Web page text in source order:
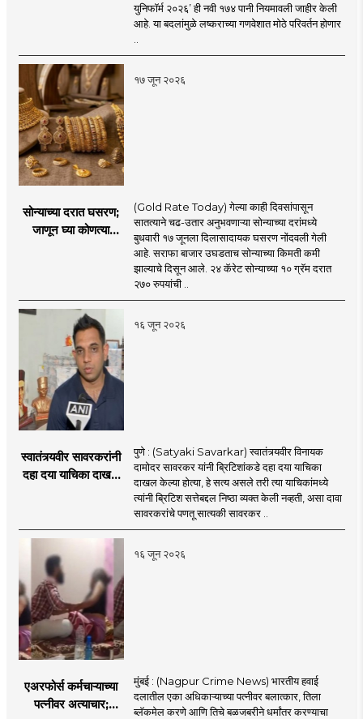
युनिफॉर्म २०२६’ ही नवी १७४ पानी नियमावली जाहीर केली
आहे. या बदलांमुळे लष्कराच्या गणवेशात मोठे परिवर्तन होणार
१७ जून २०२६
सोन्याच्या दरात घसरण;
जाणून घ्या कोणत्या
(Gold Rate Today) गेल्या काही दिवसांपासून
सातत्याने चढ-उतार अनुभवणाऱ्या सोन्याच्या दरांमध्ये
बुधवारी १७ जूनला दिलासादायक घसरण नोंदवली गेली
आहे. सराफा बाजार उघडताच सोन्याच्या किमती कमी
झाल्याचे दिसून आले. २४ कॅरेट सोन्याच्या १० ग्रॅम दरात
२७० रुपयांची ..
१६ जून २०२६
स्वातंत्र्यवीर सावरकरांनी
दहा दया याचिका दाखल
निष्ठा व्यक्त केली नाही’!
पणतू सात्यकी सावरकर
यांनी न्यायालयात सादर
केला दावा
पुणे : (Satyaki Savarkar) स्वातंत्र्यवीर विनायक
दामोदर सावरकर यांनी ब्रिटिशांकडे दहा दया याचिका
दाखल केल्या होत्या, हे सत्य असले तरी त्या याचिकांमध्ये
त्यांनी ब्रिटिश सत्तेबद्दल निष्ठा व्यक्त केली नव्हती, असा दावा
सावरकरांचे पणतू सात्यकी सावरकर ..
१६ जून २०२६
एअरफोर्स कर्मचाऱ्याच्या
पत्नीवर अत्याचार;
मुंबई : (Nagpur Crime News) भारतीय हवाई
दलातील एका अधिकाऱ्याच्या पत्नीवर बलात्कार, तिला
ब्लॅकमेल करणे आणि तिचे बळजबरीने धर्मांतर करण्याचा